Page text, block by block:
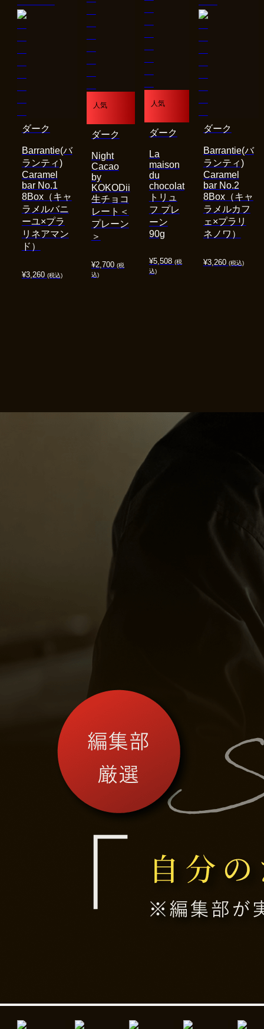
¥3,260 (税込)
Barrantie(バ
ランティ)
Caramel
bar No.1
8Box（キャ
ラメルバニ
ーユ×プラ
リネアマン
ド）
ダーク
人気
¥2,700 (税
込)
Night
Cacao
by
KOKODii
生チョコ
レート＜
プレーン
＞
ダーク
人気
¥5,508 (税
込)
La
maison
du
chocolat
トリュ
フ プレ
ーン
90g
ダーク
¥3,260 (税込)
Barrantie(バ
ランティ)
Caramel
bar No.2
8Box（キャ
ラメルカフ
ェ×プラリ
ネノワ）
ダーク